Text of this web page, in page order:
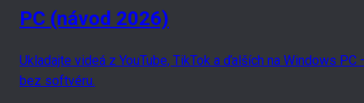
PC (návod 2026)
Ukladajte videá z YouTube, TikTok a ďalších na Windows PC
bez softvéru.